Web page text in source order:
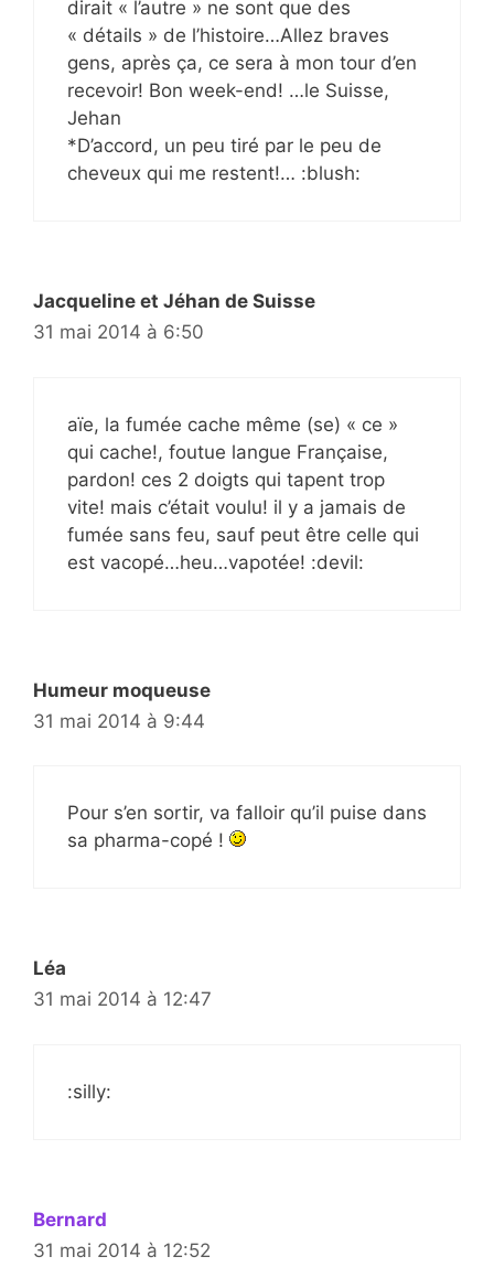
dirait « l’autre » ne sont que des
« détails » de l’histoire…Allez braves
gens, après ça, ce sera à mon tour d’en
recevoir! Bon week-end! …le Suisse,
Jehan
*D’accord, un peu tiré par le peu de
cheveux qui me restent!… :blush:
Jacqueline et Jéhan de Suisse
31 mai 2014 à 6:50
aïe, la fumée cache même (se) « ce »
qui cache!, foutue langue Française,
pardon! ces 2 doigts qui tapent trop
vite! mais c’était voulu! il y a jamais de
fumée sans feu, sauf peut être celle qui
est vacopé…heu…vapotée! :devil:
Humeur moqueuse
31 mai 2014 à 9:44
Pour s’en sortir, va falloir qu’il puise dans
sa pharma-copé !
Léa
31 mai 2014 à 12:47
:silly:
Bernard
31 mai 2014 à 12:52